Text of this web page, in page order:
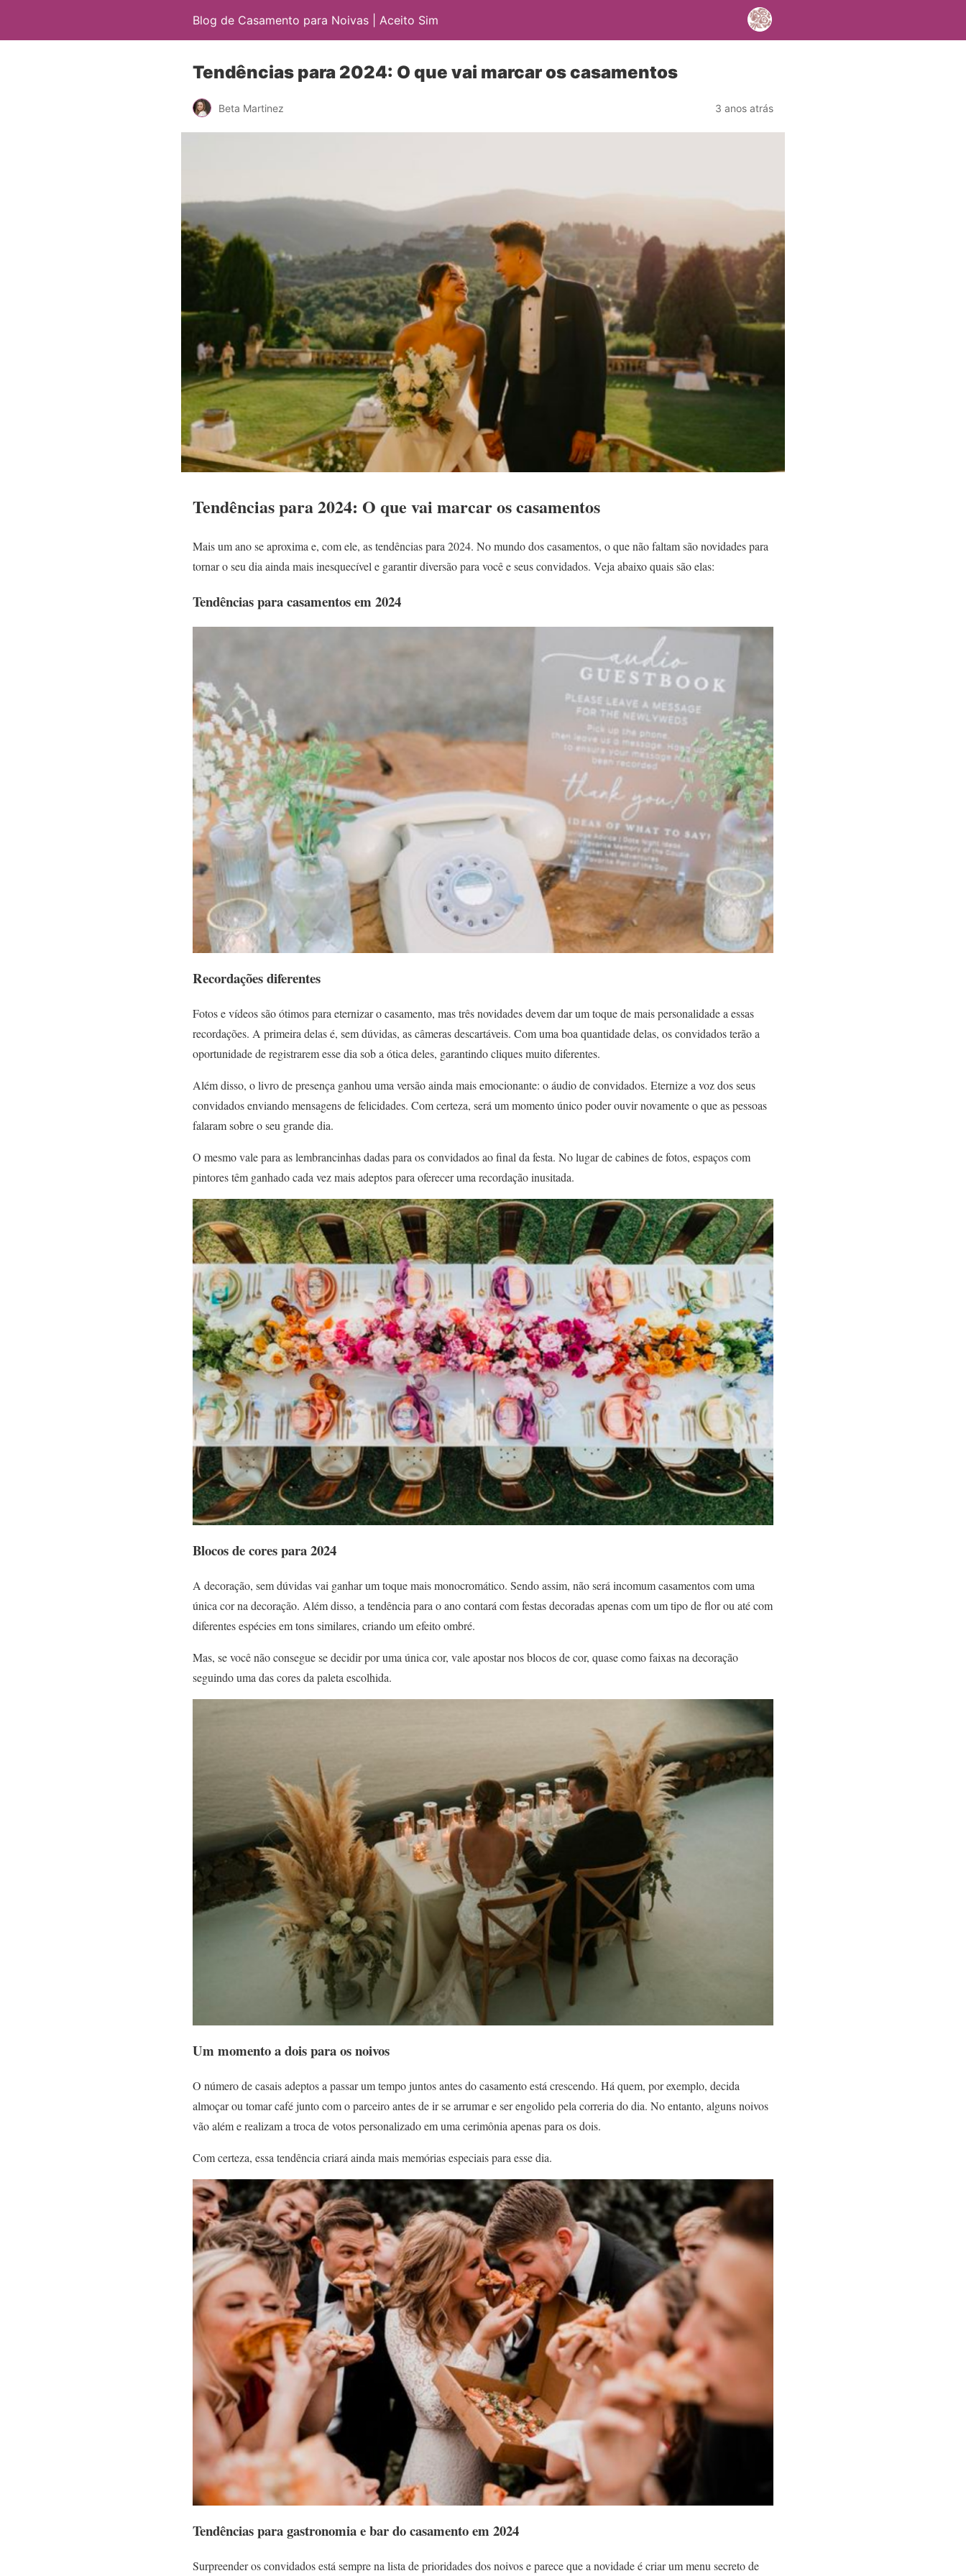
Blog de Casamento para Noivas | Aceito Sim
Tendências para 2024: O que vai marcar os casamentos
Beta Martinez 3 anos atrás
Tendências para 2024: O que vai marcar os casamentos
Mais um ano se aproxima e, com ele, as tendências para 2024. No mundo dos casamentos, o que não faltam são novidades para
tornar o seu dia ainda mais inesquecível e garantir diversão para você e seus convidados. Veja abaixo quais são elas:
Tendências para casamentos em 2024
Recordações diferentes
Fotos e vídeos são ótimos para eternizar o casamento, mas três novidades devem dar um toque de mais personalidade a essas
recordações. A primeira delas é, sem dúvidas, as câmeras descartáveis. Com uma boa quantidade delas, os convidados terão a
oportunidade de registrarem esse dia sob a ótica deles, garantindo cliques muito diferentes.
Além disso, o livro de presença ganhou uma versão ainda mais emocionante: o áudio de convidados. Eternize a voz dos seus
convidados enviando mensagens de felicidades. Com certeza, será um momento único poder ouvir novamente o que as pessoas
falaram sobre o seu grande dia.
O mesmo vale para as lembrancinhas dadas para os convidados ao final da festa. No lugar de cabines de fotos, espaços com
pintores têm ganhado cada vez mais adeptos para oferecer uma recordação inusitada.
Blocos de cores para 2024
A decoração, sem dúvidas vai ganhar um toque mais monocromático. Sendo assim, não será incomum casamentos com uma
única cor na decoração. Além disso, a tendência para o ano contará com festas decoradas apenas com um tipo de flor ou até com
diferentes espécies em tons similares, criando um efeito ombré.
Mas, se você não consegue se decidir por uma única cor, vale apostar nos blocos de cor, quase como faixas na decoração
seguindo uma das cores da paleta escolhida.
Um momento a dois para os noivos
O número de casais adeptos a passar um tempo juntos antes do casamento está crescendo. Há quem, por exemplo, decida
almoçar ou tomar café junto com o parceiro antes de ir se arrumar e ser engolido pela correria do dia. No entanto, alguns noivos
vão além e realizam a troca de votos personalizado em uma cerimônia apenas para os dois.
Com certeza, essa tendência criará ainda mais memórias especiais para esse dia.
Tendências para gastronomia e bar do casamento em 2024
Surpreender os convidados está sempre na lista de prioridades dos noivos e parece que a novidade é criar um menu secreto de